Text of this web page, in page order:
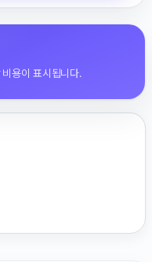
용이 표시됩니다.